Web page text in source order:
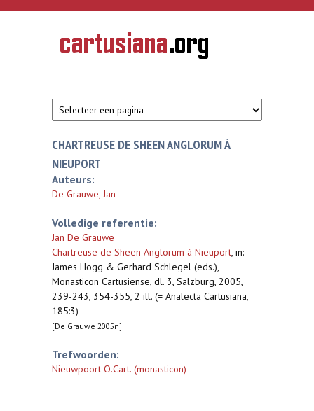
Overslaan en naar de inhoud gaan
CARTUSIANA
Geschiedenis
van de
CHARTREUSE DE SHEEN ANGLORUM À
NIEUPORT
Auteurs:
De Grauwe, Jan
Volledige referentie:
Jan De Grauwe
Chartreuse de Sheen Anglorum à Nieuport, in:
James Hogg & Gerhard Schlegel (eds.),
Monasticon Cartusiense, dl. 3, Salzburg, 2005,
239-243, 354-355, 2 ill. (= Analecta Cartusiana,
185:3)
[De Grauwe 2005n]
Trefwoorden:
Nieuwpoort O.Cart. (monasticon)